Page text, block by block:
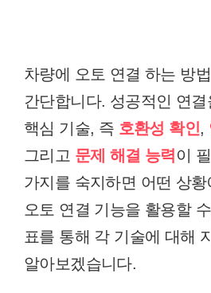
차량에 오토 연결 하는 방
간단합니다. 성공적인 연결
핵심 기술, 즉 호환성 확인,
그리고 문제 해결 능력 이
가지를 숙지하면 어떤 상황
오토 연결 기능을 활용할
표를 통해 각 기술에 대해
알아보겠습니다.